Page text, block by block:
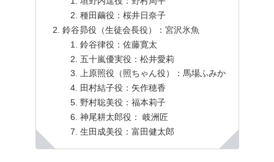
種田繭役：桜井日奈子
鈴谷昴役（生徒会長役）：宮沢氷魚
鈴谷律役：佐藤寛太
五十嵐優実役：松井愛莉
上原照役（照ちゃん役）：馬場ふみか
田村結子役：矢作穂香
野村聡美役：福本莉子
神尾耕太郎役： 岐洲匠
生田成美役：富田健太郎